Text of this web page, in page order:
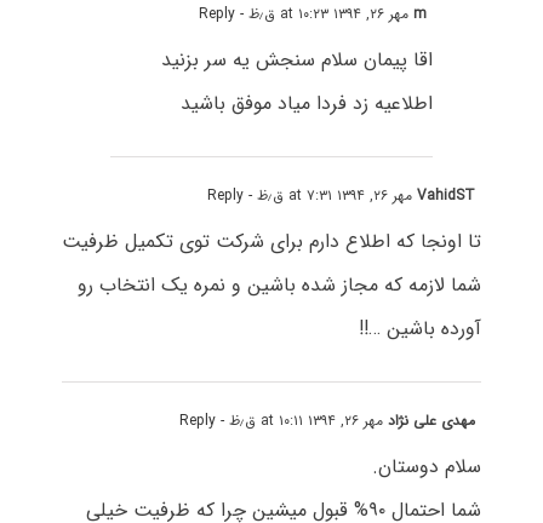
mمهر ۲۶, ۱۳۹۴ at ۱۰:۲۳ ق٫ظ - Reply
اقا پیمان سلام سنجش یه سر بزنید
اطلاعیه زد فردا میاد موفق باشید
VahidSTمهر ۲۶, ۱۳۹۴ at ۷:۳۱ ق٫ظ - Reply
تا اونجا که اطلاع دارم برای شرکت توی تکمیل ظرفیت
شما لازمه که مجاز شده باشین و نمره یک انتخاب رو
آورده باشین …!!
مهدی علی نژادمهر ۲۶, ۱۳۹۴ at ۱۰:۱۱ ق٫ظ - Reply
سلام دوستان.
شما احتمال ۹۰% قبول میشین چرا که ظرفیت خیلی